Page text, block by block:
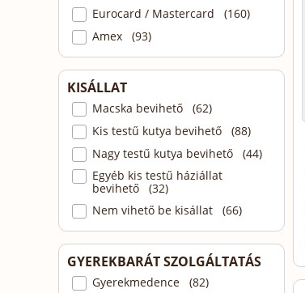
Eurocard / Mastercard (160)
Amex (93)
KISÁLLAT
Macska bevihető (62)
Kis testű kutya bevihető (88)
Nagy testű kutya bevihető (44)
Egyéb kis testű háziállat
bevihető (32)
Nem vihető be kisállat (66)
GYEREKBARÁT SZOLGÁLTATÁS
Gyerekmedence (82)